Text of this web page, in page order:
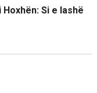
Si e lashë